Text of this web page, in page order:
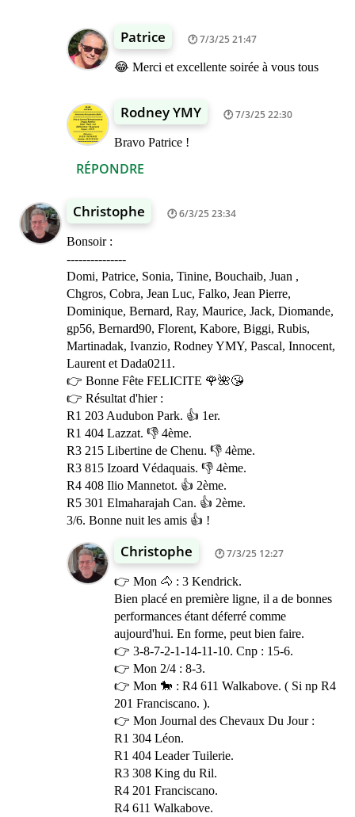
RÉPONDRE
Patrice 7/3/25 21:47
😂 Merci et excellente soirée à vous tous
Rodney YMY 7/3/25 22:30
Bravo Patrice !
Christophe 6/3/25 23:34
Bonsoir :
---------------
Domi, Patrice, Sonia, Tinine, Bouchaib, Juan ,
Chgros, Cobra, Jean Luc, Falko, Jean Pierre,
Dominique, Bernard, Ray, Maurice, Jack, Diomande,
gp56, Bernard90, Florent, Kabore, Biggi, Rubis,
Martinadak, Ivanzio, Rodney YMY, Pascal, Innocent,
Laurent et Dada0211.
👉 Bonne Fête FELICITE 🌹🌺😘
👉 Résultat d'hier :
R1 203 Audubon Park. 👍 1er.
R1 404 Lazzat. 👎 4ème.
R3 215 Libertine de Chenu. 👎 4ème.
R3 815 Izoard Védaquais. 👎 4ème.
R4 408 Ilio Mannetot. 👍 2ème.
R5 301 Elmaharajah Can. 👍 2ème.
3/6. Bonne nuit les amis 👍 !
Christophe 7/3/25 12:27
👉 Mon 🐴 : 3 Kendrick.
Bien placé en première ligne, il a de bonnes
performances étant déferré comme
aujourd'hui. En forme, peut bien faire.
👉 3-8-7-2-1-14-11-10. Cnp : 15-6.
👉 Mon 2/4 : 8-3.
👉 Mon 🐎 : R4 611 Walkabove. ( Si np R4
201 Franciscano. ).
👉 Mon Journal des Chevaux Du Jour :
R1 304 Léon.
R1 404 Leader Tuilerie.
R3 308 King du Ril.
R4 201 Franciscano.
R4 611 Walkabove.